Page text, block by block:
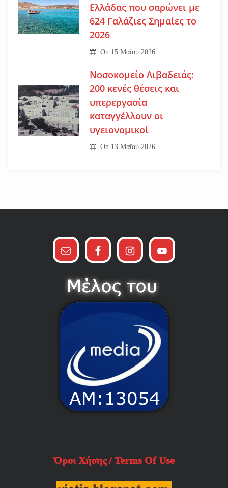
Ελλάδας που σαρώνει με
624 Γαλάζιες Σημαίες το
2026
On 15 Μαΐου 2026
Νοσοκομείο Λιβαδειάς:
200 κενές θέσεις και
υπερεργασία
καταγγέλλουν οι
υγειονομικοί
On 13 Μαΐου 2026
Όροι Χήσης / Terms Of Use